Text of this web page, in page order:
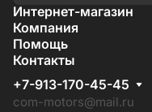
Интернет-магазин
Акции
Бренды
Компания
О компании
Документы
Условия поставки
Отзывы
Помощь
Условия доставки
Способы оплаты
Гарантия на товар
Контакты
+7-913-170-45-45
com-motors@mail.ru